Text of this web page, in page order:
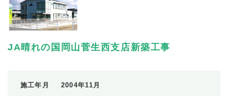
JA晴れの国岡山菅生西支店新築工事
施工年月 2004年11月